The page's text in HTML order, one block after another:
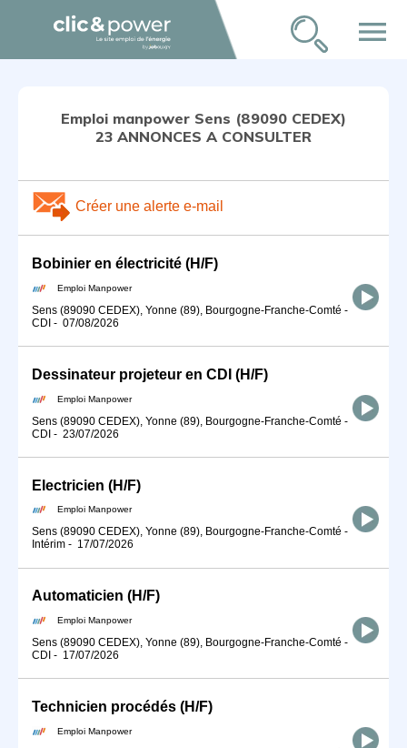
menu
Emploi manpower Sens (89090 CEDEX)
23 ANNONCES A CONSULTER
Créer une alerte e-mail
Bobinier en électricité (H/F)
Emploi Manpower
Sens (89090 CEDEX), Yonne (89), Bourgogne-Franche-Comté -
CDI - 07/08/2026
Dessinateur projeteur en CDI (H/F)
Emploi Manpower
Sens (89090 CEDEX), Yonne (89), Bourgogne-Franche-Comté -
CDI - 23/07/2026
Electricien (H/F)
Emploi Manpower
Sens (89090 CEDEX), Yonne (89), Bourgogne-Franche-Comté -
Intérim - 17/07/2026
Automaticien (H/F)
Emploi Manpower
Sens (89090 CEDEX), Yonne (89), Bourgogne-Franche-Comté -
CDI - 17/07/2026
Technicien procédés (H/F)
Emploi Manpower